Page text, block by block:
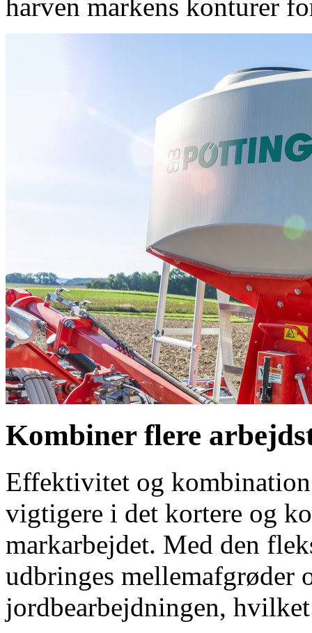
harven markens konturer
Kombiner flere
Effektivitet og
vigtigere i det kortere og
markarbejdet. Med den
udbringes mellemafgrøder
jordbearbejdningen,